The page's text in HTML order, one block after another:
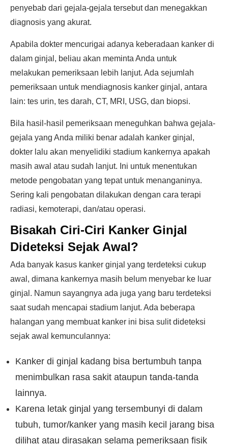
penyebab dari gejala-gejala tersebut dan menegakkan
diagnosis yang akurat.
Apabila dokter mencurigai adanya keberadaan kanker di
dalam ginjal, beliau akan meminta Anda untuk
melakukan pemeriksaan lebih lanjut. Ada sejumlah
pemeriksaan untuk mendiagnosis kanker ginjal, antara
lain: tes urin, tes darah, CT, MRI, USG, dan biopsi.
Bila hasil-hasil pemeriksaan meneguhkan bahwa gejala-
gejala yang Anda miliki benar adalah kanker ginjal,
dokter lalu akan menyelidiki stadium kankernya apakah
masih awal atau sudah lanjut. Ini untuk menentukan
metode pengobatan yang tepat untuk menanganinya.
Sering kali pengobatan dilakukan dengan cara terapi
radiasi, kemoterapi, dan/atau operasi.
Bisakah Ciri-Ciri Kanker Ginjal
Dideteksi Sejak Awal?
Ada banyak kasus kanker ginjal yang terdeteksi cukup
awal, dimana kankernya masih belum menyebar ke luar
ginjal. Namun sayangnya ada juga yang baru terdeteksi
saat sudah mencapai stadium lanjut. Ada beberapa
halangan yang membuat kanker ini bisa sulit dideteksi
sejak awal kemunculannya:
Kanker di ginjal kadang bisa bertumbuh tanpa
menimbulkan rasa sakit ataupun tanda-tanda
lainnya.
Karena letak ginjal yang tersembunyi di dalam
tubuh, tumor/kanker yang masih kecil jarang bisa
dilihat atau dirasakan selama pemeriksaan fisik